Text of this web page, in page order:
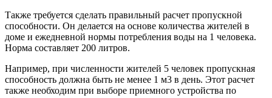
Также требуется сделать правильный расчет пропускной
способности. Он делается на основе количества жителей в
доме и ежедневной нормы потребления воды на 1 человека.
Норма составляет 200 литров.
Например, при численности жителей 5 человек пропускная
способность должна быть не менее 1 м3 в день. Этот расчет
также необходим при выборе приемного устройства по